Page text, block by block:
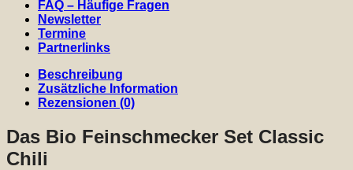
FAQ – Häufige Fragen
Newsletter
Termine
Partnerlinks
Beschreibung
Zusätzliche Information
Rezensionen (0)
Das Bio Feinschmecker Set Classic
Chili